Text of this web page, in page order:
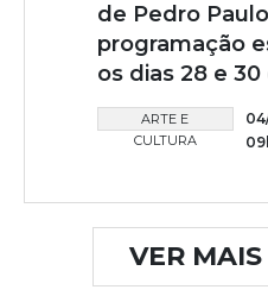
de Pedro
programação
os dias 28 e
ARTE E
CULTURA
VER